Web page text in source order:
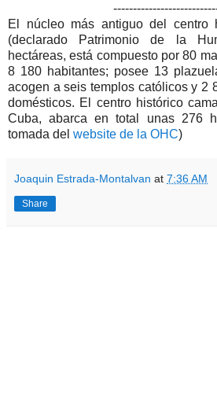
El núcleo más antiguo del centro
(declarado Patrimonio de la
hectáreas, está compuesto por 80
8 180 habitantes; posee 13
acogen a seis templos católicos y 2
domésticos. El centro histórico
Cuba, abarca en total unas 276
tomada del website de la OHC)
Joaquin Estrada-Montalvan at 7:36 AM
Share